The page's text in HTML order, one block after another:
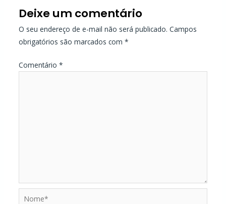
Deixe um comentário
O seu endereço de e-mail não será publicado. Campos
obrigatórios são marcados com *
Comentário *